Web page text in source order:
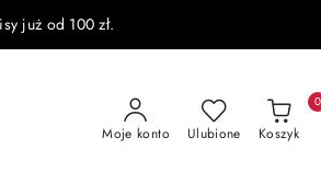
już od 100 zł.
Moje konto Ulubione Koszyk
0